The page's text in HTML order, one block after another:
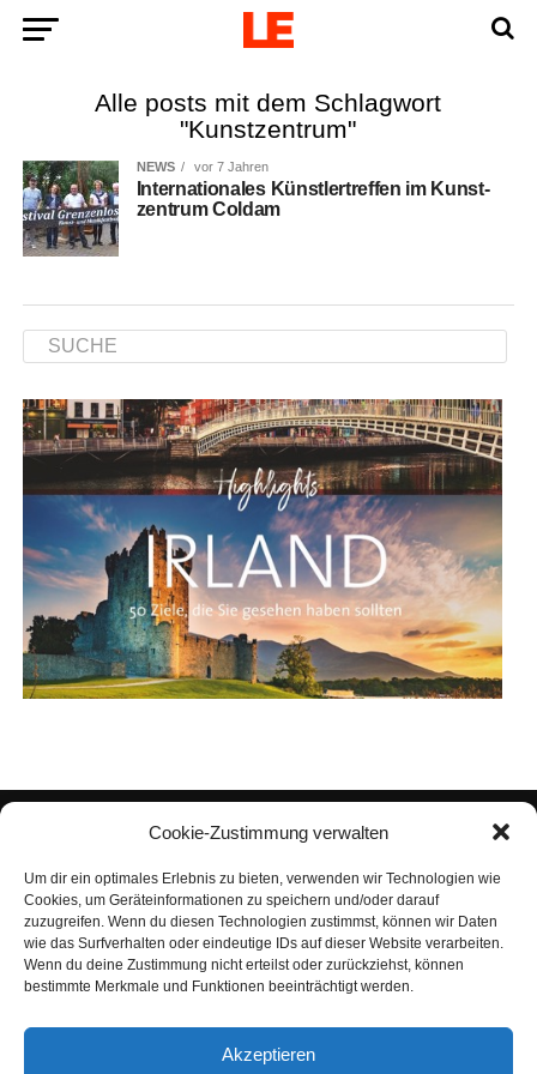
Cookie-Zustimmung verwalten
Um dir ein optimales Erlebnis zu bieten, verwenden wir Technologien wie
Cookies, um Geräteinformationen zu speichern und/oder darauf
zuzugreifen. Wenn du diesen Technologien zustimmst, können wir Daten
wie das Surfverhalten oder eindeutige IDs auf dieser Website verarbeiten.
Wenn du deine Zustimmung nicht erteilst oder zurückziehst, können
bestimmte Merkmale und Funktionen beeinträchtigt werden.
Akzeptieren
Alle posts mit dem Schlagwort
"Kunstzentrum"
NEWS vor 7 Jahren
Inter­na­tio­na­les Künst­ler­tref­fen im Kunst­
zen­trum Coldam
DATEN­SCHUTZ
NUT­ZUNGS­BE­DIN­GUN­GEN